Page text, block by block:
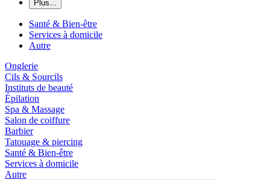
Plus...
Santé & Bien-être
Services à domicile
Autre
Onglerie
Cils & Sourcils
Instituts de beauté
Épilation
Spa & Massage
Salon de coiffure
Barbier
Tatouage & piercing
Santé & Bien-être
Services à domicile
Autre